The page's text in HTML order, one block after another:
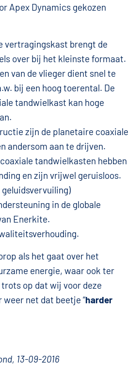
Apex Dynamics gekozen
vertragingskast brengt de
over bij het kleinste formaat.
van de vlieger dient snel te
bij een hoog toerental. De
tandwielkast kan hoge
zijn de planetaire coaxiale
andersom aan te drijven.
tandwielkasten hebben
en zijn vrijwel geruisloos.
geluidsvervuiling)
in de globale
Enerkite.
als het gaat over het
energie, waar ook ter
op dat wij voor deze
net dat beetje “harder
13-09-2016